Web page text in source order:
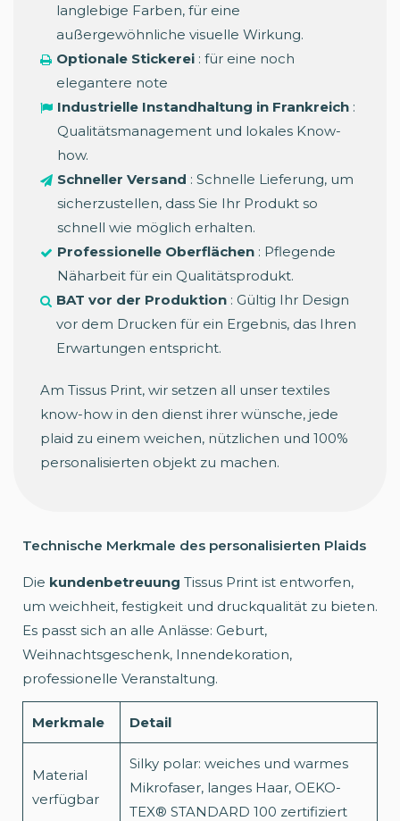
langlebige Farben, für eine
außergewöhnliche visuelle Wirkung.
Optionale Stickerei : für eine noch
elegantere note
Industrielle Instandhaltung in Frankreich :
Qualitätsmanagement und lokales Know-
how.
Schneller Versand : Schnelle Lieferung, um
sicherzustellen, dass Sie Ihr Produkt so
schnell wie möglich erhalten.
Professionelle Oberflächen : Pflegende
Näharbeit für ein Qualitätsprodukt.
BAT vor der Produktion : Gültig Ihr Design
vor dem Drucken für ein Ergebnis, das Ihren
Erwartungen entspricht.
Am Tissus Print, wir setzen all unser textiles
know-how in den dienst ihrer wünsche, jede
plaid zu einem weichen, nützlichen und 100%
personalisierten objekt zu machen.
Technische Merkmale des personalisierten Plaids
Die kundenbetreuung Tissus Print ist entworfen,
um weichheit, festigkeit und druckqualität zu bieten.
Es passt sich an alle Anlässe: Geburt,
Weihnachtsgeschenk, Innendekoration,
professionelle Veranstaltung.
Merkmale Detail
Material
verfügbar
Silky polar: weiches und warmes
Mikrofaser, langes Haar, OEKO-
TEX® STANDARD 100 zertifiziert